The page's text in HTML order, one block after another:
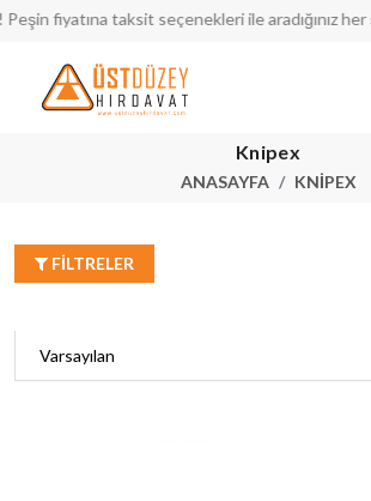
taksit seçenekleri ile aradığınız her şey
Knipex
ANASAYFA KNIPEX
FILTRELER